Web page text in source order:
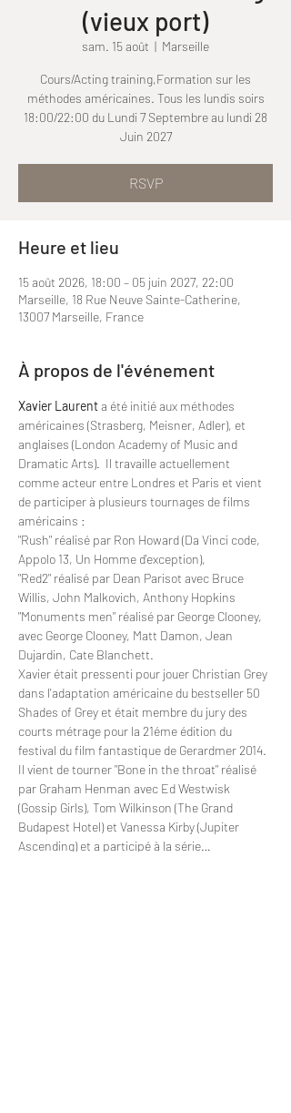
(vieux port)
sam. 15 août
  |
Marseille
Cours/Acting training,Formation sur les
méthodes américaines. Tous les lundis soirs
18:00/22:00 du Lundi 7 Septembre au lundi 28
Juin 2027
RSVP
Heure et lieu
15 août 2026, 18:00 – 05 juin 2027, 22:00
Marseille, 18 Rue Neuve Sainte-Catherine,
13007 Marseille, France
À propos de l'événement
Xavier Laurent a été initié aux méthodes
américaines (Strasberg, Meisner, Adler), et
anglaises (London Academy of Music and
Dramatic Arts).  Il travaille actuellement
comme acteur entre Londres et Paris et vient
de participer à plusieurs tournages de films
américains :
"Rush" réalisé par Ron Howard (Da Vinci code,
Appolo 13, Un Homme d'exception),
"Red2" réalisé par Dean Parisot avec Bruce
Willis, John Malkovich, Anthony Hopkins
"Monuments men" réalisé par George Clooney,
avec George Clooney, Matt Damon, Jean
Dujardin, Cate Blanchett.
Xavier était pressenti pour jouer Christian Grey
dans l'adaptation américaine du bestseller 50
Shades of Grey et était membre du jury des
courts métrage pour la 21éme édition du
festival du film fantastique de Gerardmer 2014.
Il vient de tourner "Bone in the throat" réalisé
par Graham Henman avec Ed Westwisk
(Gossip Girls), Tom Wilkinson (The Grand
Budapest Hotel) et Vanessa Kirby (Jupiter
Ascending) et a participé à la série…